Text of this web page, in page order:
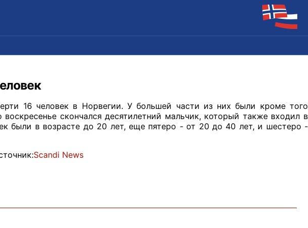
16 человек в Норвегии. У большей части из них были кроме того
скончался десятилетний мальчик, который также входил в
были в возрасте до 20 лет, еще пятеро - от 20 до 40 лет, и шестеро -
Scandi News